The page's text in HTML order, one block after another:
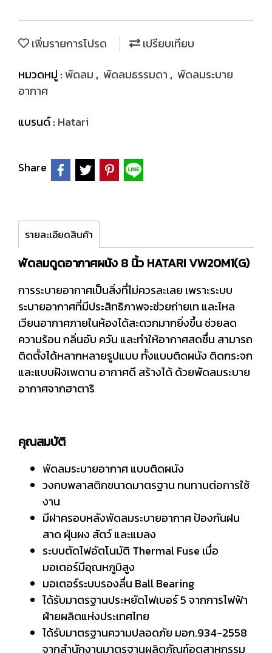
เพิ่มรายการโปรด
เปรียบเทียบ
หมวดหมู่ : พัดลม , พัดลมธรรมดา , พัดลมระบาย
อากาศ
แบรนด์ : Hatari
Share
รายละเอียดสินค้า
พัดลมดูดอากาศผนัง 8 นิ้ว HATARI VW20M1(G)
การระบายอากาศเป็นสิ่งที่ไม่ควรละเลย เพราะระบบ
ระบายอากาศที่มีประสิทธิภาพจะช่วยถ่ายเท และไหล
เวียนอากาศภายในห้องได้สะดวกมากยิ่งขึ้น ช่วยลด
ความร้อน กลิ่นอับ ควัน และทำให้อากาศสดชื่น สามารถ
ติดตั้งได้หลากหลายรูปแบบ ทั้งแบบติดผนัง ติดกระจก
และแบบฝังเพดาน อากาศดี สร้างได้ ด้วยพัดลมระบาย
อากาศจากฮาตาริ
คุณสมบัติ
พัดลมระบายอากาศ แบบติดผนัง
วงกบพลาสติกขนาดมาตรฐาน ทนทานต่อการใช้
งาน
มีฝาครอบหลังพัดลมระบายอากาศ ป้องกันฝน
สาด ฝุ่นผง สัตว์ และแมลง
ระบบตัดไฟอัตโนมัติ Thermal Fuse เมื่อ
มอเตอร์มีอุณหภูมิสูง
มอเตอร์ระบบรองลื่น Ball Bearing
ได้รับมาตรฐานประหยัดไฟเบอร์ 5 จากการไฟฟ้า
ฝ่ายผลิตแห่งประเทศไทย
ได้รับมาตรฐานความปลอดภัย มอก.934-2558
จากสำนักงานมาตรฐานผลิตภัณฑ์อุตสาหกรรม